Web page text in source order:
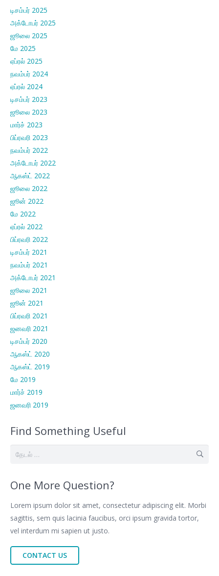
டிசம்பர் 2025
அக்டோபர் 2025
ஜூலை 2025
மே 2025
ஏப்ரல் 2025
நவம்பர் 2024
ஏப்ரல் 2024
டிசம்பர் 2023
ஜூலை 2023
மார்ச் 2023
பிப்ரவரி 2023
நவம்பர் 2022
அக்டோபர் 2022
ஆகஸ்ட் 2022
ஜூலை 2022
ஜூன் 2022
மே 2022
ஏப்ரல் 2022
பிப்ரவரி 2022
டிசம்பர் 2021
நவம்பர் 2021
அக்டோபர் 2021
ஜூலை 2021
ஜூன் 2021
பிப்ரவரி 2021
ஜனவரி 2021
டிசம்பர் 2020
ஆகஸ்ட் 2020
ஆகஸ்ட் 2019
மே 2019
மார்ச் 2019
ஜனவரி 2019
Find Something Useful
இதற்காகத்
One More Question?
Lorem ipsum dolor sit amet, consectetur adipiscing elit. Morbi
sagittis, sem quis lacinia faucibus, orci ipsum gravida tortor,
vel interdum mi sapien ut justo.
CONTACT US